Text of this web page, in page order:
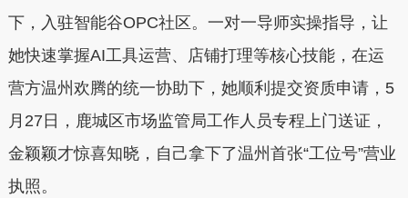
下，入驻智能谷OPC社区。一对一导师实操指导，让
她快速掌握AI工具运营、店铺打理等核心技能，在运
营方温州欢腾的统一协助下，她顺利提交资质申请，5
月27日，鹿城区市场监管局工作人员专程上门送证，
金颖颖才惊喜知晓，自己拿下了温州首张“工位号”营业
执照。